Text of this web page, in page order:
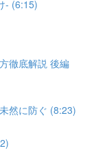
- (6:15)
徹底解説 後編
然に防ぐ (8:23)